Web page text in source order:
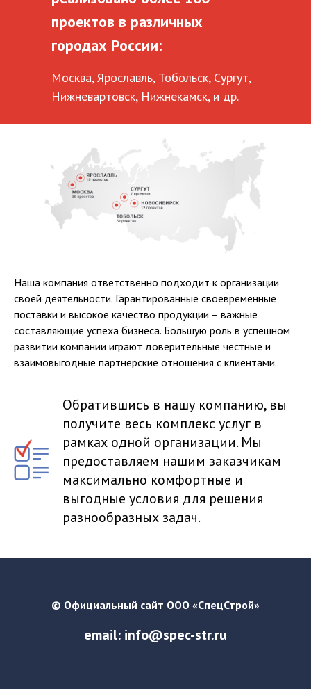
проектов в различных
городах России:
Москва, Ярославль, Тобольск, Сургут,
Нижневартовск, Нижнекамск, и др.
Наша компания ответственно подходит к организации
своей деятельности. Гарантированные своевременные
поставки и высокое качество продукции – важные
составляющие успеха бизнеса. Большую роль в успешном
развитии компании играют доверительные честные и
взаимовыгодные партнерские отношения с клиентами.
Обратившись в нашу компанию, вы
получите весь комплекс услуг в
рамках одной организации. Мы
предоставляем нашим заказчикам
максимально комфортные и
выгодные условия для решения
разнообразных задач.
© Официальный сайт ООО «СпецСтрой»
email: info@spec-str.ru